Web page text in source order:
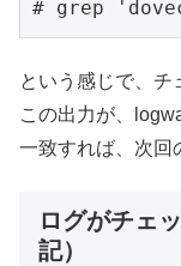
# grep
という感じで、チ
この出力が、
一致すれば、次回
ログがチェ
記）